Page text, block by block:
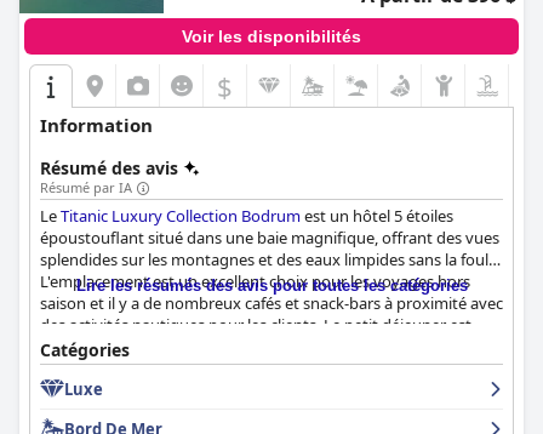
Voir les disponibilités
$
Information
Résumé des avis
Résumé par IA
LeTitanic Luxury Collection Bodrumest un hôtel 5 étoiles
époustouflant situé dans une baie magnifique, offrant des vues
splendides sur les montagnes et des eaux limpides sans la foule.
L'emplacement est un excellent choix pour les voyages hors
saison et il y a de nombreux cafés et snack-bars à proximité avec
des activités nautiques pour les clients. Le petit déjeuner est
excellent avec une variété de plats de haute qualité disponibles
sur le buffet et les options du dîner ont reçu des critiques
positives. L'hôtel dispose de chambres spacieuses et propres,
Lire les résumés des avis pour toutes les catégories
Catégories
Luxe
Bord De Mer